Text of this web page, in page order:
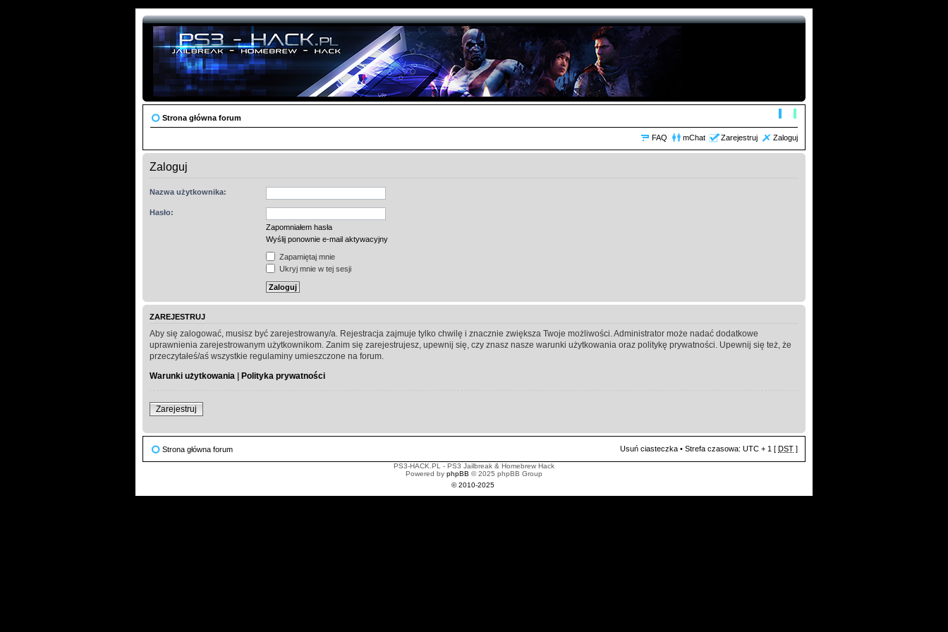
Strona główna forum
FAQ mChat Zarejestruj Zaloguj
Zaloguj
Nazwa użytkownika:
Hasło:
Zapomniałem hasła
Wyślij ponownie e-mail aktywacyjny
Zapamiętaj mnie
Ukryj mnie w tej sesji
ZAREJESTRUJ
Aby się zalogować, musisz być zarejestrowany/a. Rejestracja zajmuje tylko chwilę i znacznie zwiększa Twoje możliwości. Administrator może nadać dodatkowe
uprawnienia zarejestrowanym użytkownikom. Zanim się zarejestrujesz, upewnij się, czy znasz nasze warunki użytkowania oraz politykę prywatności. Upewnij się też, że
przeczytałeś/aś wszystkie regulaminy umieszczone na forum.
Warunki użytkowania | Polityka prywatności
Zarejestruj
Strona główna forum Usuń ciasteczka • Strefa czasowa: UTC + 1 [ DST ]
PS3-HACK.PL - PS3 Jailbreak & Homebrew Hack
Powered by phpBB © 2025 phpBB Group
© 2010-2025